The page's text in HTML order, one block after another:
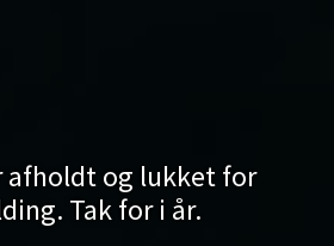
afholdt og lukket for
Tak for i år.